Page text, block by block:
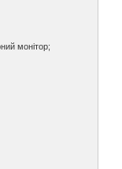
монітор;